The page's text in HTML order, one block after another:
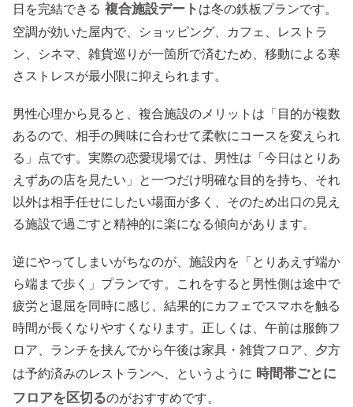
日を完結できる 複合施設デート は冬の鉄板プランです。
空調が効いた屋内で、ショッピング、カフェ、レストラ
ン、シネマ、雑貨巡りが一箇所で済むため、移動による寒
さストレスが最小限に抑えられます。
男性心理から見ると、複合施設のメリットは「目的が複数
あるので、相手の興味に合わせて柔軟にコースを変えられ
る」点です。実際の恋愛現場では、男性は「今日はとりあ
えずあの店を見たい」と一つだけ明確な目的を持ち、それ
以外は相手任せにしたい場面が多く、そのため出口の見え
る施設で過ごすと精神的に楽になる傾向があります。
逆にやってしまいがちなのが、施設内を「とりあえず端か
ら端まで歩く」プランです。これをすると男性側は途中で
疲労と退屈を同時に感じ、結果的にカフェでスマホを触る
時間が長くなりやすくなります。正しくは、午前は服飾フ
ロア、ランチを挟んでから午後は家具・雑貨フロア、夕方
は予約済みのレストランへ、というように 時間帯ごとに
フロアを区切るのがおすすめです。